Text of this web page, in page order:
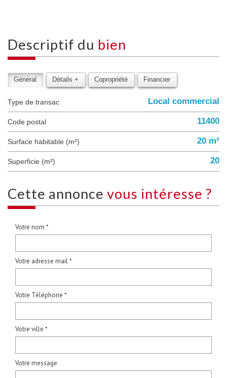
descriptif du bien
Général Détails + Copropriété Financier
Type de transac Local commercial
Code postal 11400
Surface habitable (m²) 20 m²
Superficie (m²) 20
cette annonce vous intéresse ?
Votre nom *
Votre adresse mail *
Votre Téléphone *
Votre ville *
Votre message